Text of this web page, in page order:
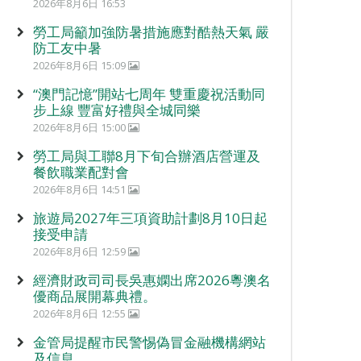
2026年8月6日 16:53
勞工局籲加強防暑措施應對酷熱天氣 嚴
防工友中暑
2026年8月6日 15:09
“澳門記憶”開站七周年 雙重慶祝活動同
步上線 豐富好禮與全城同樂
2026年8月6日 15:00
勞工局與工聯8月下旬合辦酒店營運及
餐飲職業配對會
2026年8月6日 14:51
旅遊局2027年三項資助計劃8月10日起
接受申請
2026年8月6日 12:59
經濟財政司司長吳惠嫻出席2026粵澳名
優商品展開幕典禮。
2026年8月6日 12:55
金管局提醒市民警惕偽冒金融機構網站